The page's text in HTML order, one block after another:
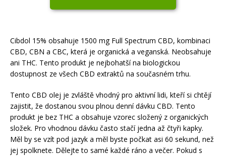
Cibdol 15% obsahuje 1500 mg Full Spectrum CBD, kombinaci
CBD, CBN a CBC, která je organická a veganská. Neobsahuje
ani THC. Tento produkt je nejbohatší na biologickou
dostupnost ze všech CBD extraktů na současném trhu.
Tento CBD olej je zvláště vhodný pro aktivní lidi, kteří si chtějí
zajistit, že dostanou svou plnou denní dávku CBD. Tento
produkt je bez THC a obsahuje vzorec složený z organických
složek. Pro vhodnou dávku často stačí jedna až čtyři kapky.
Měl by se vzít pod jazyk a měl byste počkat asi 60 sekund, než
jej spolknete. Dělejte to samé každé ráno a večer. Pokud s